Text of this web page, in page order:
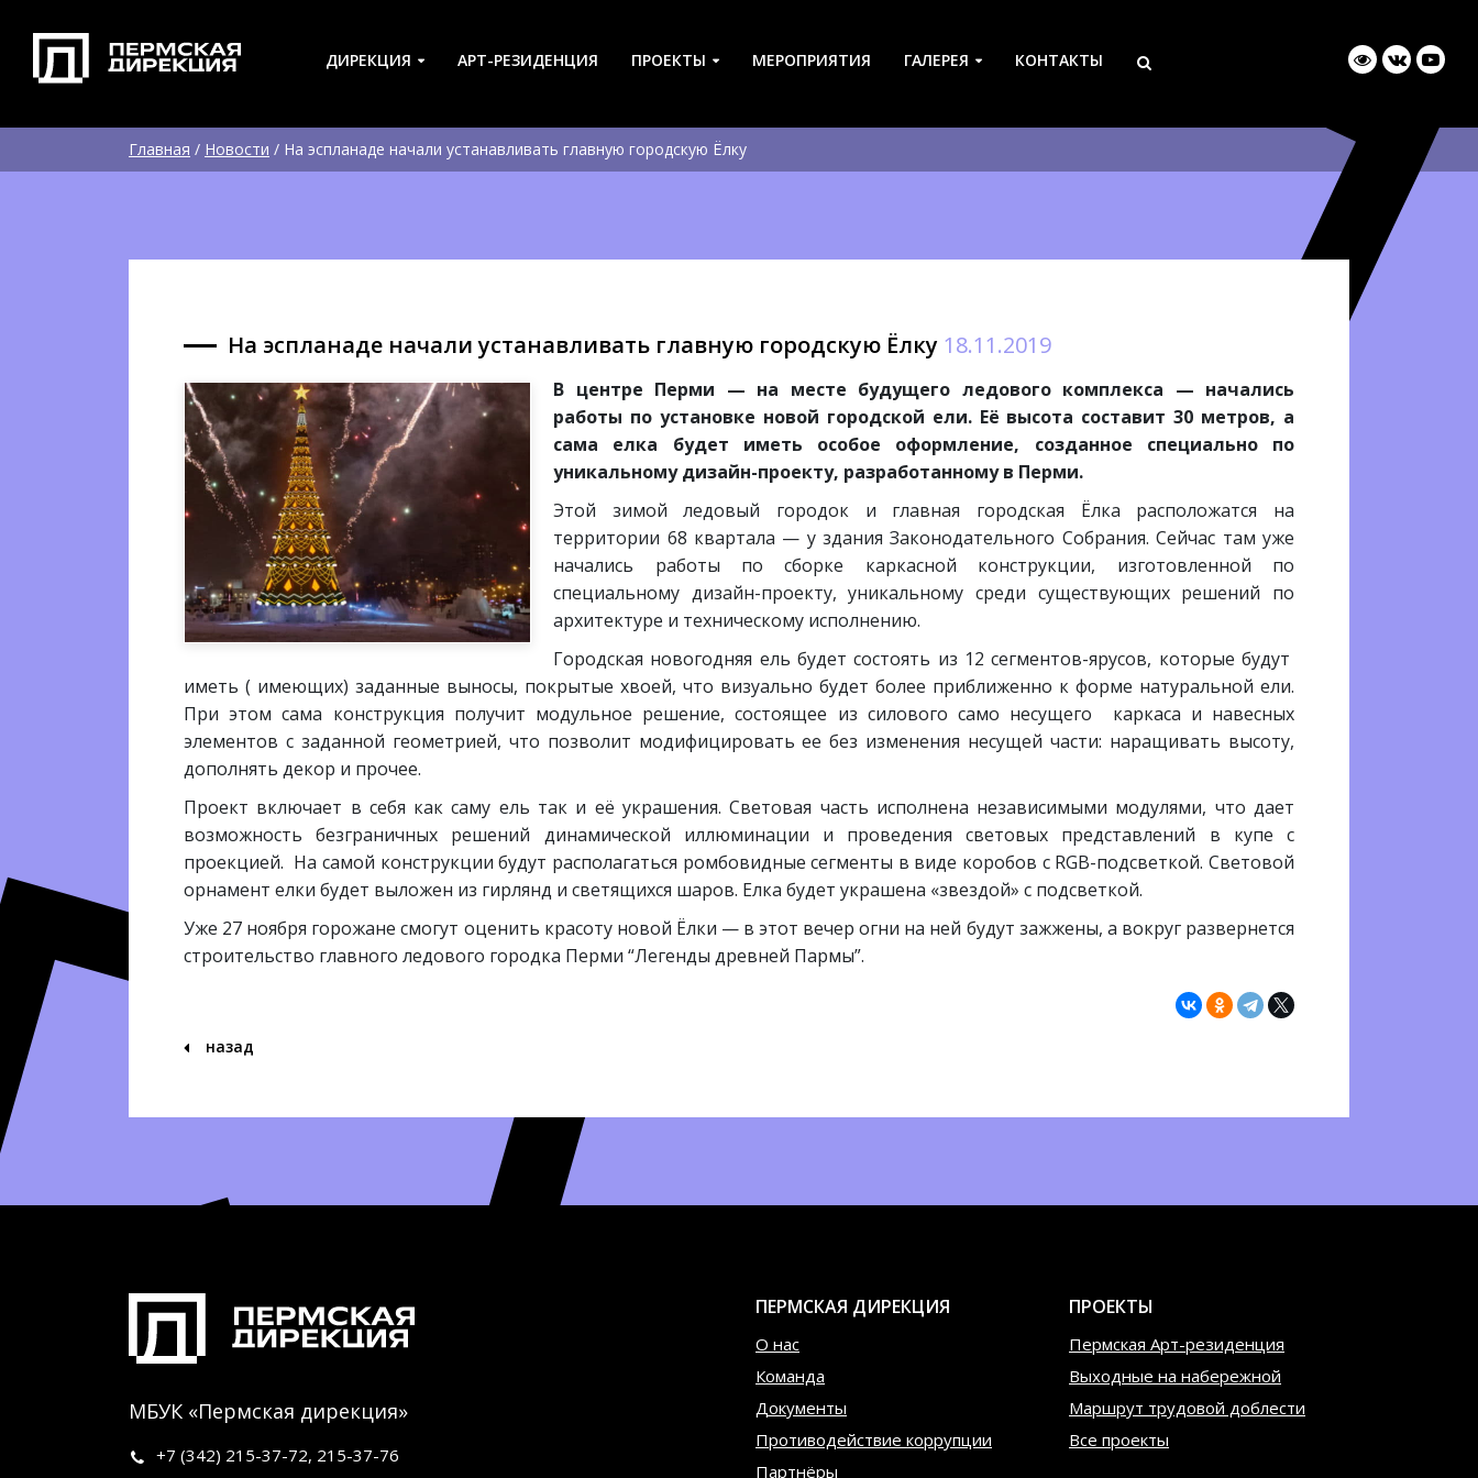
ДИРЕКЦИЯ АРТ-РЕЗИДЕНЦИЯ ПРОЕКТЫ МЕРОПРИЯТИЯ ГАЛЕРЕЯ КОНТАКТЫ
Главная / Новости / На эспланаде начали устанавливать главную городскую Ёлку
На эспланаде начали устанавливать главную городскую Ёлку 18.11.2019
В центре Перми — на месте будущего ледового комплекса — начались
работы по установке новой городской ели. Её высота составит 30 метров, а
сама елка будет иметь особое оформление, созданное специально по
уникальному дизайн-проекту, разработанному в Перми.
Этой зимой ледовый городок и главная городская Ёлка расположатся на
территории 68 квартала — у здания Законодательного Собрания. Сейчас там уже
начались работы по сборке каркасной конструкции, изготовленной по
специальному дизайн-проекту, уникальному среди существующих решений по
архитектуре и техническому исполнению.
Городская новогодняя ель будет состоять из 12 сегментов-ярусов, которые будут
иметь ( имеющих) заданные выносы, покрытые хвоей, что визуально будет более приближенно к форме натуральной ели.
При этом сама конструкция получит модульное решение, состоящее из силового само несущего каркаса и навесных
элементов с заданной геометрией, что позволит модифицировать ее без изменения несущей части: наращивать высоту,
дополнять декор и прочее.
Проект включает в себя как саму ель так и её украшения. Световая часть исполнена независимыми модулями, что дает
возможность безграничных решений динамической иллюминации и проведения световых представлений в купе с
проекцией. На самой конструкции будут располагаться ромбовидные сегменты в виде коробов с RGB-подсветкой. Световой
орнамент елки будет выложен из гирлянд и светящихся шаров. Елка будет украшена «звездой» с подсветкой.
Уже 27 ноября горожане смогут оценить красоту новой Ёлки — в этот вечер огни на ней будут зажжены, а вокруг развернется
строительство главного ледового городка Перми “Легенды древней Пармы”.
назад
МБУК «Пермская дирекция»
+7 (342) 215-37-72, 215-37-76
ПЕРМСКАЯ ДИРЕКЦИЯ
О нас
Команда
Документы
Противодействие коррупции
Партнёры
ПРОЕКТЫ
Пермская Арт-резиденция
Выходные на набережной
Маршрут трудовой доблести
Все проекты